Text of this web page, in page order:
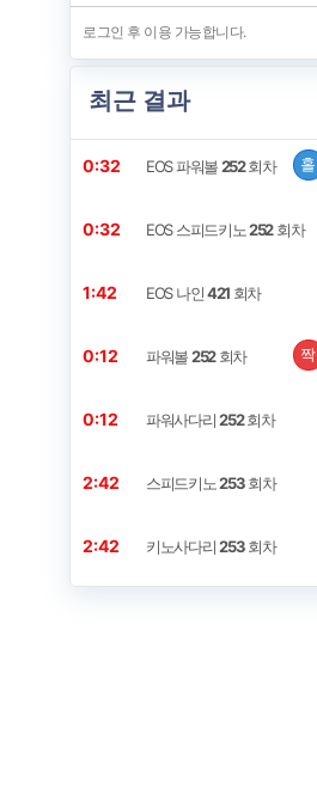
최근 결과
0:32 EOS 파워볼252회차 홀
0:32 EOS 스피드키노252회차
1:42 EOS 나인421 회차
0:12 파워볼252회차 짝
0:12 파워사다리252회차
2:42 스피드키노253회차
2:42 키노사다리253회차